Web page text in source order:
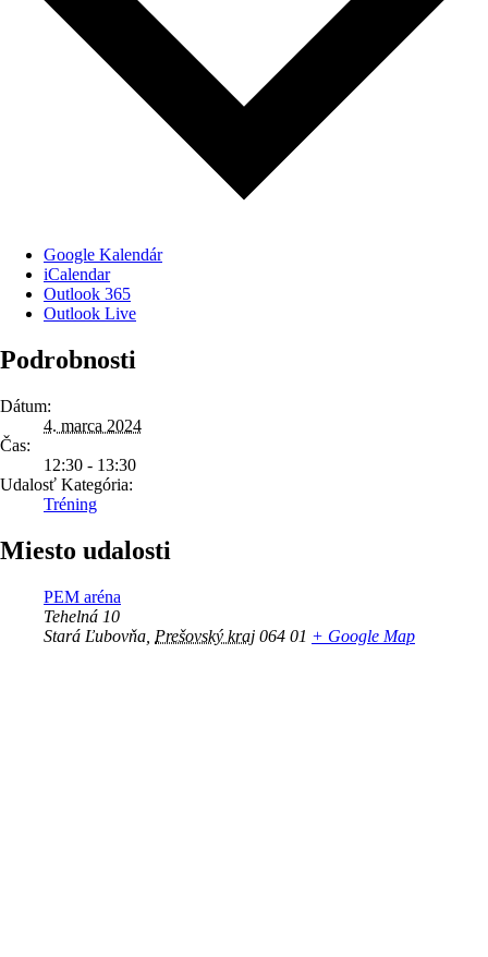
Google Kalendár
iCalendar
Outlook 365
Outlook Live
Podrobnosti
Dátum:
4. marca 2024
Čas:
12:30 - 13:30
Udalosť Kategória:
Tréning
Miesto udalosti
PEM aréna
Tehelná 10
Stará Ľubovňa Prešovský kraj 064 01 + Google Map